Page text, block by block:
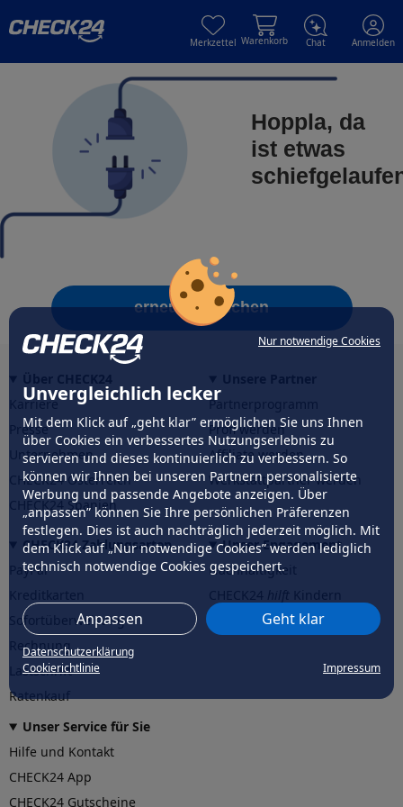
Nur notwendige Cookies
Unvergleichlich lecker
Mit dem Klick auf „geht klar” ermöglichen Sie uns Ihnen
über Cookies ein verbessertes Nutzungserlebnis zu
servieren und dieses kontinuierlich zu verbessern. So
können wir Ihnen bei unseren Partnern personalisierte
Werbung und passende Angebote anzeigen. Über
„anpassen” können Sie Ihre persönlichen Präferenzen
festlegen. Dies ist auch nachträglich jederzeit möglich. Mit
dem Klick auf „Nur notwendige Cookies” werden lediglich
technisch notwendige Cookies gespeichert.
Anpassen Geht klar
Datenschutzerklärung
Cookierichtlinie
Impressum
Merkzettel Warenkorb Chat Anmelden
Hoppla, da
ist etwas
erneut versuchen
Karriere
Presse
Unternehmen
CHECK24 Österreich
CHECK24 Spanien
Partnerprogramm
Profi werden
Affiliate werden
Werkstattpartner werden
CHECK24 Zahlungsarten
PayPal
Sofortüberweisung
Rechnung
Lastschrift
Ratenkauf
Unser Engagement
Nachhaltigkeit
CHECK24hilftder Natur
Unser Service für Sie
Hilfe und Kontakt
CHECK24 App
CHECK24 Gutscheine